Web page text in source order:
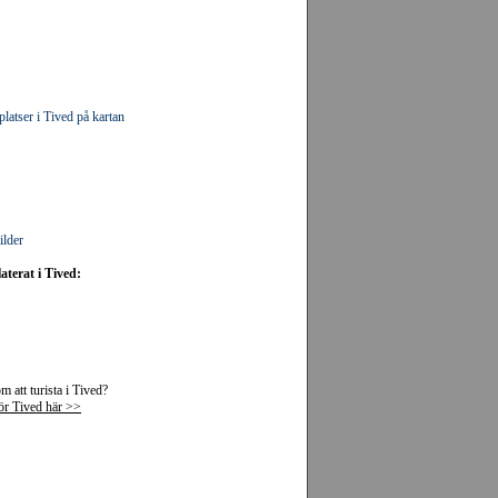
i Tived på kartan
i Tived:
att turista i Tived?
Tived här >>